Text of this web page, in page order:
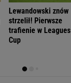
Lewandowski znów
strzelił! Pierwsze
trafienie w Leagues
Cup